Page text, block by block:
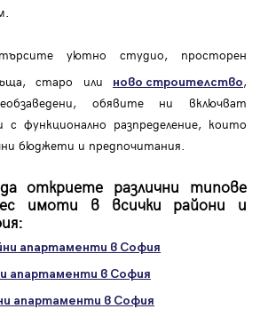
уютно студио, просторен
старо или
ново строителство,
обявите ни включват
с функционално разпределение, които
бюджети и предпочитания.
откриете различни типове
имоти в всички райони и
апартаменти в София
апартаменти в София
апартаменти в София